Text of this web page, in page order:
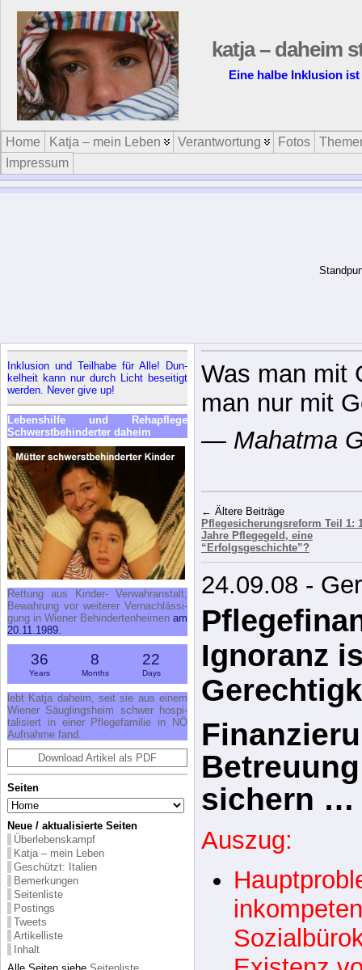
katja – daheim
Eine halbe Inklusion
Home Katja – mein Leben Verantwortung Fotos
Impressum
pflegebedürftigen
In­klu­si­on und Teil­ha­be für Al­le! Dun­
kel­heit kann nur durch Licht be­sei­tigt
wer­den. Ne­ver gi­ve up!
Le­bens­hil­fe und Re­h­a­pfle­ge
Schwerst­be­hin­der­ter da­heim
Ret­tung aus Kin­der- Ver­wahr­an­stalt,
Be­wah­rung vor wei­te­rer Ver­nach­läs­si­
gung in Wie­ner Be­hin­der­ten­hei­menam
20.11.1989.
36
Years
8
Months
22
Days
lebt Kat­ja da­heim, seit sie aus ei­nem
Wie­ner Säug­lings­heim schwer hos­pi­
ta­li­siert in ei­ner Pfle­ge­fa­mi­lie in NÖ
Auf­nah­me fand.
Download Artikel als PDF
Seiten
Neue / aktualisierte Seiten
Überlebenskampf
Katja – mein Leben
Geschützt: Italien
Bemerkungen
Seitenliste
Postings
Tweets
Artikelliste
Die Wahrheit
Pflanze.
trotzdem
ist.
—Frank
Schriftsteller
← Ältere Beiträge
Pflegesicherungsreform Teil 1:
Jahre Pflegegeld, eine
“Erfolgsgeschichte”?
24.09.08 -
Ignoranz
sichern
Auszug: